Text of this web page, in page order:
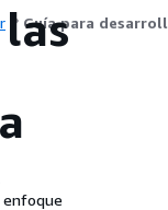
Guía para
enfoque